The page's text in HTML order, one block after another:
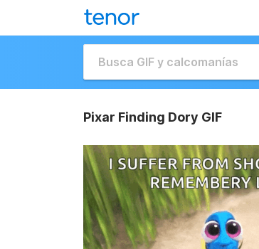
Pixar Finding Dory GIF